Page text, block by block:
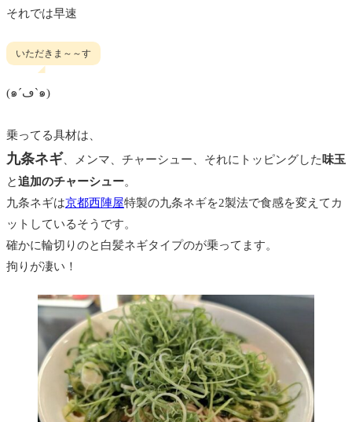
それでは早速
いただきま～～す
(๑´ڡ`๑)
乗ってる具材は、
九条ネギ、メンマ、チャーシュー、それにトッピングした味玉
と追加のチャーシュー。
九条ネギは京都西陣屋特製の九条ネギを2製法で食感を変えてカ
ットしているそうです。
確かに輪切りのと白髪ネギタイプのが乗ってます。
拘りが凄い！